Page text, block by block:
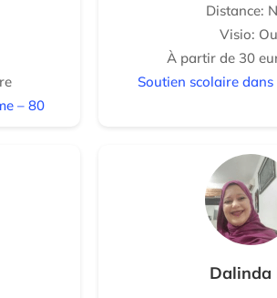
– 80
Distance:
Visio:
À partir de 30
Soutien scolaire dans
Dalinda